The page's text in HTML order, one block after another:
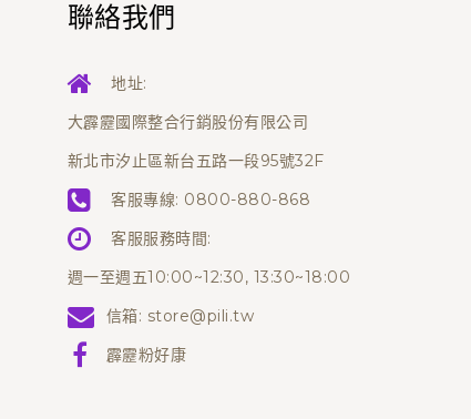
聯絡我們
地址:
大霹靂國際整合行銷股份有限公司
新北市汐止區新台五路一段95號32F
客服專線: 0800-880-868
客服服務時間:
週一至週五10:00~12:30, 13:30~18:00
信箱: store@pili.tw
霹靂粉好康